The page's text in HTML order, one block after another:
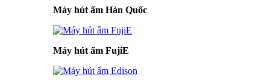
Máy hút ẩm Hàn Quốc
Máy hút ẩm FujiE